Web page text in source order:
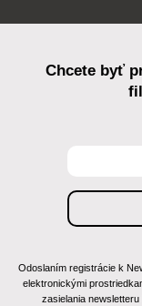
Chcete byť
Odoslaním registrácie k
elektronickými
zasielania